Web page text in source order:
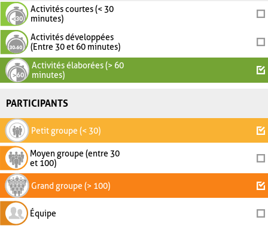
Activités courtes (< 30
minutes)
Activités développées
(Entre 30 et 60 minutes)
Activités élaborées (> 60
minutes)
PARTICIPANTS
Petit groupe (< 30)
Moyen groupe (entre 30
et 100)
Grand groupe (> 100)
Équipe